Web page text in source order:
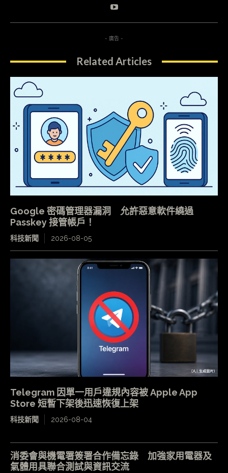
- 廣告 -
Related Articles
Google 密碼管理器漏洞 允許惡意軟件繞過
Passkey 接管帳戶！
科技新聞 2026-08-05
Telegram 因單一用戶違規內容被 Apple App
Store 短暫下架後迅速恢復上架
科技新聞 2026-08-04
消委會與機電署簽署合作備忘錄 加強家用電器及
氣體用具聯合測試與資訊交流